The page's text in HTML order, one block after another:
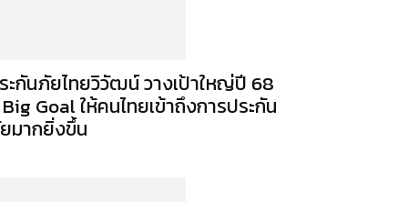
ะกันภัยไทยวิวัฒน์ วางเป้าใหญ่ปี 68
Goal ให้คนไทยเข้าถึงการประกัน
มากยิ่งขึ้น